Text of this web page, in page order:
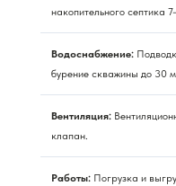
накопительного септика
Водоснабжение:
бурение скважины до 30
Вентиляция:
клапан.
Работы: Погрузка и